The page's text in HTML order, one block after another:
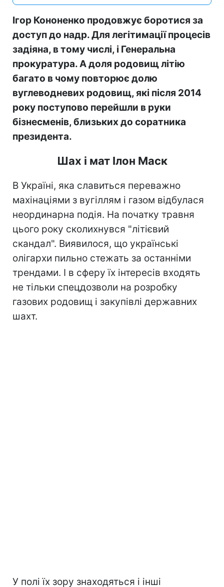
Ігор Кононенко продовжує боротися за
доступ до надр. Для легітимації процесів
задіяна, в тому числі, і Генеральна
прокуратура. А доля родовищ літію
багато в чому повторює долю
вуглеводневих родовищ, які після 2014
року поступово перейшли в руки
бізнесменів, близьких до соратника
президента.
Шах і мат Ілон Маск
В Україні, яка славиться переважно
махінаціями з вугіллям і газом відбулася
неординарна подія. На початку травня
цього року сколихнувся "літієвий
скандал". Виявилося, що українські
олігархи пильно стежать за останніми
трендами. І в сферу їх інтересів входять
не тільки спецдозволи на розробку
газових родовищ і закупівлі державних
шахт.
У полі їх зору знаходяться і інші